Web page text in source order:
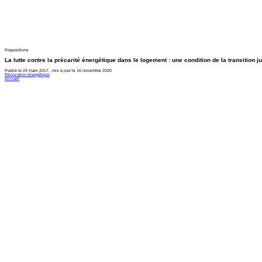
Propositions
La lutte contre la précarité énergétique dans le logement : une condition de la transition
Publié le 24 mars 2017 , mis à jour le 16 novembre 2020
Rénovation énergétique
Accueil